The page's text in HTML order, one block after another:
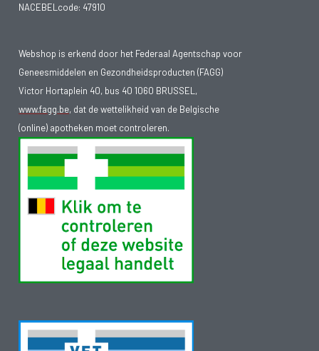
NACEBELcode: 47910
Webshop is erkend door het Federaal Agentschap voor
Geneesmiddelen en Gezondheidsproducten (FAGG)
Victor Hortaplein 40, bus 40 1060 BRUSSEL,
www.fagg.be, dat de wettelikheid van de Belgische
(online) apotheken moet controleren.